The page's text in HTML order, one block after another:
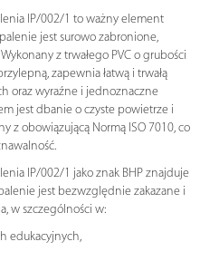
IP/002/1 to ważny element
jest surowo zabronione,
z trwałego PVC o grubości
zapewnia łatwą i trwałą
oraz wyraźne i jednoznaczne
jest dbanie o czyste powietrze i
z obowiązującą Normą ISO 7010, co
IP/002/1 jako znak BHP znajduje
jest bezwzględnie zakazane i
w szczególności w:
edukacyjnych,